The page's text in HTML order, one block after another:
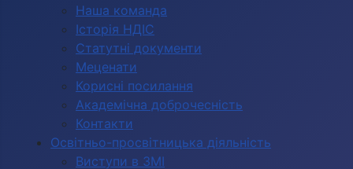
Наша команда
Історія НДІС
Статутні документи
Меценати
Корисні посилання
Академічна доброчесність
Контакти
Освітньо-просвітницька діяльність
Виступи в ЗМІ